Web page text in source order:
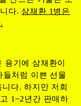
니다.삼채환 1병은
기에 삼채환이
들처럼 이쁜 선물
다. 하지만 저희
1~2년간 판매하